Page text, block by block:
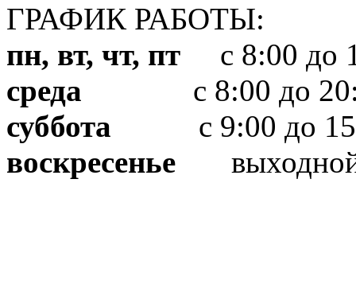
ГРАФИК РАБОТЫ:
пн, вт, чт, пт с 8:00 до
среда с 8:00 до
суббота с 9:00 до
воскресенье